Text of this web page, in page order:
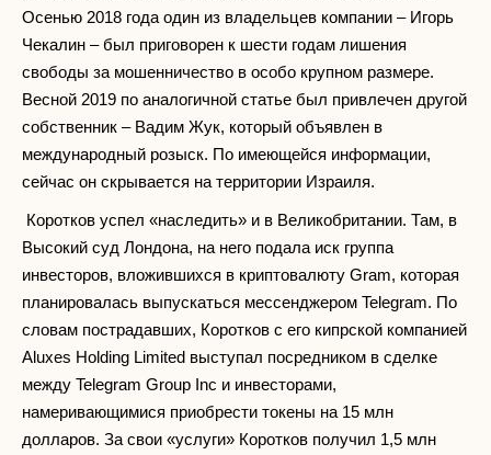
Осенью 2018 года один из владельцев компании – Игорь
Чекалин – был приговорен к шести годам лишения
свободы за мошенничество в особо крупном размере.
Весной 2019 по аналогичной статье был привлечен другой
собственник – Вадим Жук, который объявлен в
международный розыск. По имеющейся информации,
сейчас он скрывается на территории Израиля.
Коротков успел «наследить» и в Великобритании. Там, в
Высокий суд Лондона, на него подала иск группа
инвесторов, вложившихся в криптовалюту Gram, которая
планировалась выпускаться мессенджером Telegram. По
словам пострадавших, Коротков с его кипрской компанией
Aluxes Holding Limited выступал посредником в сделке
между Telegram Group Inc и инвесторами,
намеривающимися приобрести токены на 15 млн
долларов. За свои «услуги» Коротков получил 1,5 млн